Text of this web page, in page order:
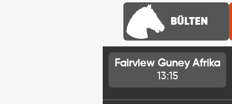
BÜLTEN
Fairview Guney Afrika
13:15